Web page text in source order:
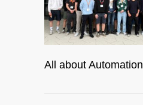
All about Automation